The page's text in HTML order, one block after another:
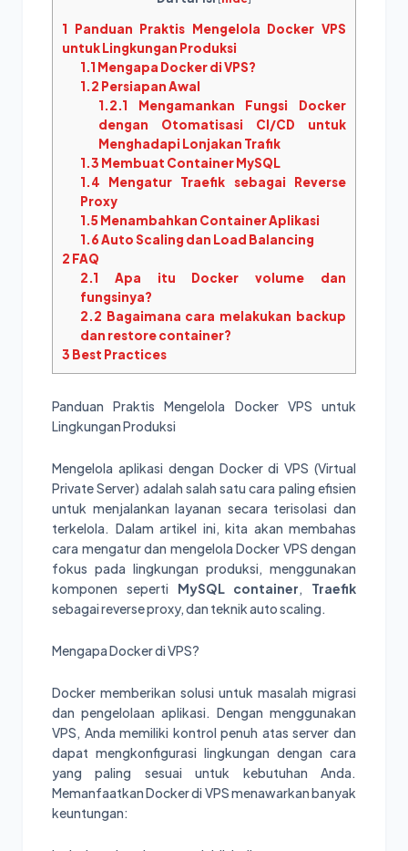
1 Panduan Praktis Mengelola Docker VPS
untuk Lingkungan Produksi
1.1 Mengapa Docker di VPS?
1.2 Persiapan Awal
1.2.1 Mengamankan Fungsi Docker
dengan Otomatisasi CI/CD untuk
Menghadapi Lonjakan Trafik
1.3 Membuat Container MySQL
1.4 Mengatur Traefik sebagai Reverse
Proxy
1.5Menambahkan Container Aplikasi
1.6Auto Scaling dan Load Balancing
2 FAQ
2.1 Apa itu Docker volume dan
fungsinya?
2.2 Bagaimana cara melakukan backup
dan restore container?
3 Best Practices
Panduan Praktis Mengelola Docker VPS untuk
Lingkungan Produksi
Mengelola aplikasi dengan Docker di VPS (Virtual
Private Server) adalah salah satu cara paling efisien
untuk menjalankan layanan secara terisolasi dan
terkelola. Dalam artikel ini, kita akan membahas
cara mengatur dan mengelola Docker VPS dengan
fokus pada lingkungan produksi, menggunakan
komponen seperti MySQL container, Traefik
sebagai reverse proxy, dan teknik auto scaling.
Mengapa Docker di VPS?
Docker memberikan solusi untuk masalah migrasi
dan pengelolaan aplikasi. Dengan menggunakan
VPS, Anda memiliki kontrol penuh atas server dan
dapat mengkonfigurasi lingkungan dengan cara
yang paling sesuai untuk kebutuhan Anda.
Memanfaatkan Docker di VPS menawarkan banyak
keuntungan: